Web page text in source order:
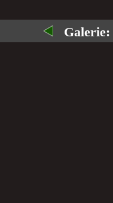
Galerie: